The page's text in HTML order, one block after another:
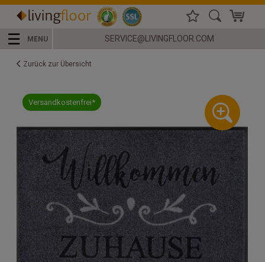
☰ MENU SERVICE@LIVINGFLOOR.COM
Zurück zur Übersicht
Versandkostenfrei*